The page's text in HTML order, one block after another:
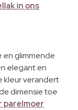
in ons
en glimmende
elegant en
kleur verandert
dimensie toe
parelmoer